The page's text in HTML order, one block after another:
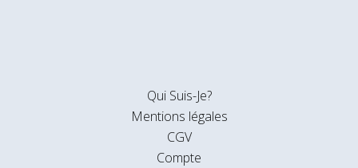
Qui Suis-Je?
Mentions légales
CGV
Compte